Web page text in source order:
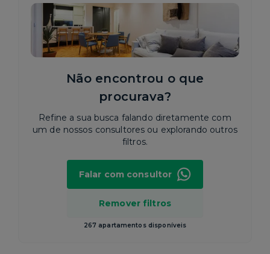
Não encontrou o que
procurava?
Refine a sua busca falando diretamente com
um de nossos consultores ou explorando outros
filtros.
Remover filtros
267 apartamentos disponíveis
Falar com consultor